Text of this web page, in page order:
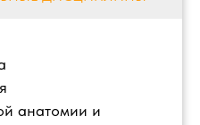
анатомии и